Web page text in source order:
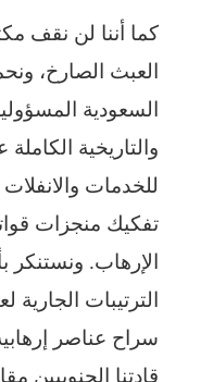
كما أننا لن نقف
العبث الصارخ،
السعودية
والتاريخية الكاملة
للخدمات
تفكيك منجزات
الإرهاب.
الترتيبات
سراح عناصر
قادتنا الجنوبيين